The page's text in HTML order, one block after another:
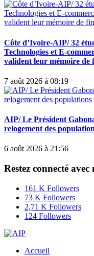
Côte d’Ivoire-AIP/ 32
Technologies et E-
valident leur mémoire de
7 août 2026 à 08:19
AIP/ Le Président
relogement des
6 août 2026 à 21:56
Restez connecté avec
161 K Followers
73 K Followers
2,71 K Followers
124 Followers
Accueil